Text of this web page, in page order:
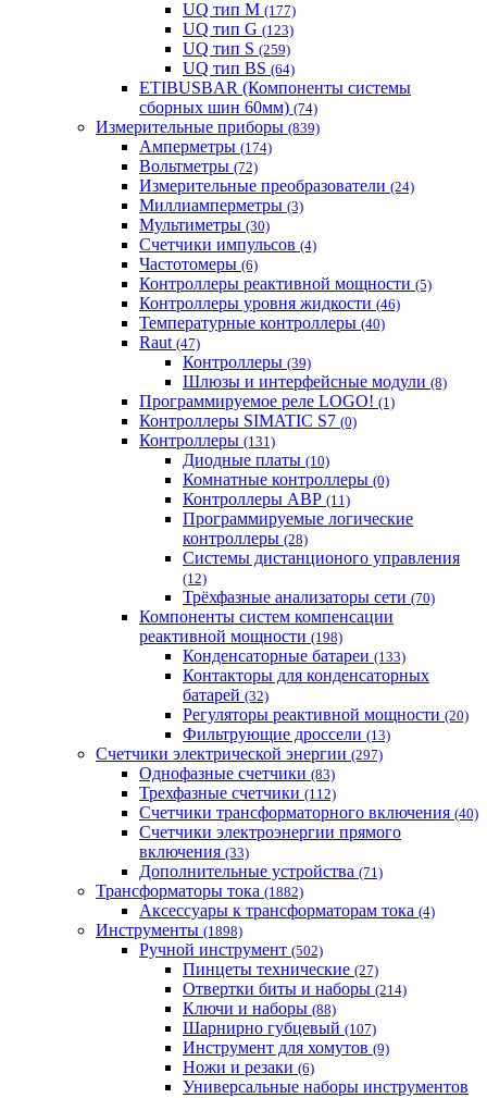
UQ тип M (177)
UQ тип G (123)
UQ тип S (259)
UQ тип BS (64)
ETIBUSBAR (Компоненты системы
сборных шин 60мм) (74)
Измерительные приборы (839)
Амперметры (174)
Вольтметры (72)
Измерительные преобразователи (24)
Миллиамперметры (3)
Мультиметры (30)
Счетчики импульсов (4)
Частотомеры (6)
Контроллеры реактивной мощности (5)
Контроллеры уровня жидкости (46)
Температурные контроллеры (40)
Raut (47)
Контроллеры (39)
Шлюзы и интерфейсные модули (8)
Программируемое реле LOGO! (1)
Контроллеры SIMATIC S7 (0)
Контроллеры (131)
Диодные платы (10)
Комнатные контроллеры (0)
Контроллеры АВР (11)
Программируемые логические
контроллеры (28)
Системы дистанционого управления
(12)
Трёхфазные анализаторы сети (70)
Компоненты систем компенсации
реактивной мощности (198)
Конденсаторные батареи (133)
Контакторы для конденсаторных
батарей (32)
Регуляторы реактивной мощности (20)
Фильтрующие дроссели (13)
Счетчики электрической энергии (297)
Однофазные счетчики (83)
Трехфазные счетчики (112)
Счетчики трансформаторного включения (40)
Счетчики электроэнергии прямого
включения (33)
Дополнительные устройства (71)
Трансформаторы тока (1882)
Аксессуары к трансформаторам тока (4)
Инструменты (1898)
Ручной инструмент (502)
Пинцеты технические (27)
Отвертки биты и наборы (214)
Ключи и наборы (88)
Шарнирно губцевый (107)
Инструмент для хомутов (9)
Ножи и резаки (6)
Универсальные наборы инструментов